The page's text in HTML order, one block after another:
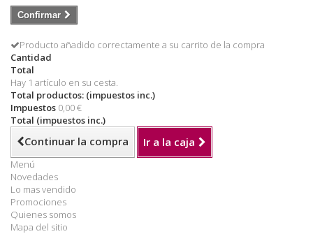
Confirmar
Producto añadido correctamente a su carrito de la compra
Cantidad
Total
Hay 1 artículo en su cesta.
Total productos: (impuestos inc.)
Impuestos 0,00 €
Total (impuestos inc.)
Continuar la compra Ir a la caja
Menú
Novedades
Lo mas vendido
Promociones
Quienes somos
Mapa del sitio